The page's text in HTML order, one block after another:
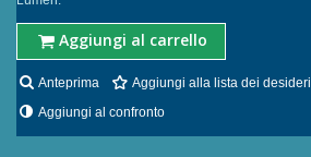
Aggiungi al carrello
Anteprima Aggiungi alla lista dei desideri
Aggiungi al confronto